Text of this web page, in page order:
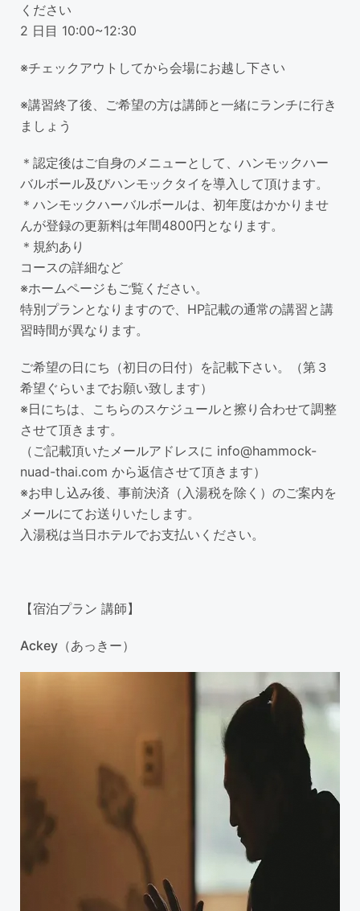
ください
2 日目 10:00~12:30
※チェックアウトしてから会場にお越し下さい
※講習終了後、ご希望の方は講師と一緒にランチに行き
ましょう
＊認定後はご自身のメニューとして、ハンモックハー
バルボール及びハンモックタイを導入して頂けます。
＊ハンモックハーバルボールは、初年度はかかりませ
んが登録の更新料は年間4800円となります。
＊規約あり
コースの詳細など
※ホームページもご覧ください。
特別プランとなりますので、HP記載の通常の講習と講
習時間が異なります。
ご希望の日にち（初日の日付）を記載下さい。（第３
希望ぐらいまでお願い致します）
※日にちは、こちらのスケジュールと擦り合わせて調整
させて頂きます。
（ご記載頂いたメールアドレスに info@hammock-
nuad-thai.com から返信させて頂きます）
※お申し込み後、事前決済（入湯税を除く）のご案内を
メールにてお送りいたします。
入湯税は当日ホテルでお支払いください。
【宿泊プラン 講師】
Ackey （あっきー）